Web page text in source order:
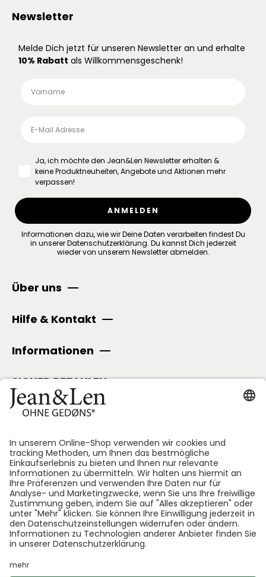
Newsletter
Melde Dich jetzt für unseren Newsletter an und erhalte
10% Rabatt als Willkommensgeschenk!
Ja, ich möchte den Jean&Len Newsletter erhalten &
keine Produktneuheiten, Angebote und Aktionen mehr
verpassen!
ANMELDEN
Informationen dazu, wie wir Deine Daten verarbeiten findest Du
in unsererDatenschutzerklärung. Du kannst Dich jederzeit
wieder von unserem Newsletter abmelden.
Über uns
Hilfe & Kontakt
Informationen
SICHER BEZAHLEN
Folge uns:
*GEDØNS = Inhaltsstoffe, auf die Len persönlich gerne
verzichtet. Bei jedem Produkt geben wir an, welche